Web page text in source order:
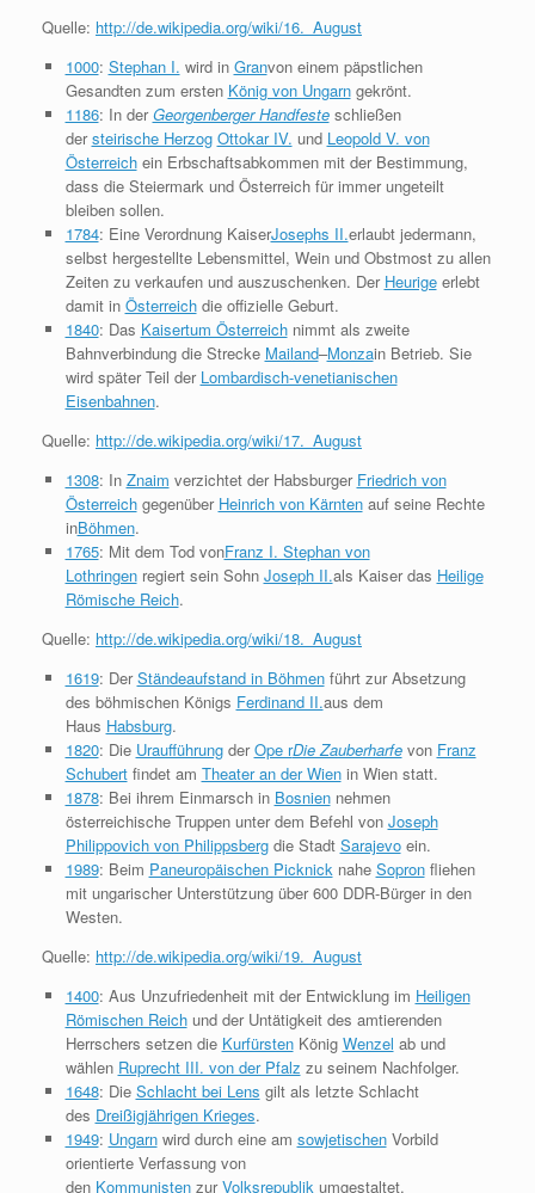
Quelle: http://de.wikipedia.org/wiki/16._August
1000: Stephan I. wird in Granvon einem päpstlichen
Gesandten zum ersten König von Ungarngekrönt.
1186: In derGeorgenberger Handfeste schließen
dersteirische Herzog Ottokar IV. und Leopold V. von
Österreichein Erbschaftsabkommen mit der Bestimmung,
dass die Steiermark und Österreich für immer ungeteilt
bleiben sollen.
1784: Eine Verordnung KaiserJosephs II.erlaubt jedermann,
selbst hergestellte Lebensmittel, Wein und Obstmost zu allen
Zeiten zu verkaufen und auszuschenken. Der Heurigeerlebt
damit in Österreichdie offizielle Geburt.
1840: Das Kaisertum Österreichnimmt als zweite
Bahnverbindung die Strecke Mailand–Monzain Betrieb. Sie
wird später Teil der Lombardisch-venetianischen
Eisenbahnen.
Quelle: http://de.wikipedia.org/wiki/17._August
1308: In Znaim verzichtet der Habsburger Friedrich von
Österreichgegenüber Heinrich von Kärntenauf seine Rechte
inBöhmen.
1765: Mit dem Tod vonFranz I. Stephan von
Lothringenregiert sein Sohn Joseph II.als Kaiser das Heilige
Römische Reich.
Quelle: http://de.wikipedia.org/wiki/18._August
1619: DerStändeaufstand in Böhmenführt zur Absetzung
des böhmischen Königs Ferdinand II.aus dem
Haus Habsburg.
1820: Die UraufführungderOpe rDie Zauberharfe von Franz
Schubertfindet am Theater an der Wienin Wien statt.
1878: Bei ihrem Einmarsch in Bosniennehmen
österreichische Truppen unter dem Befehl von Joseph
Philippovich von Philippsbergdie Stadt Sarajevoein.
1989: Beim Paneuropäischen Picknicknahe Sopronfliehen
mit ungarischer Unterstützung über 600 DDR-Bürger in den
Westen.
Quelle: http://de.wikipedia.org/wiki/19._August
1400: Aus Unzufriedenheit mit der Entwicklung im Heiligen
Römischen Reichund der Untätigkeit des amtierenden
Herrschers setzen die KurfürstenKönig Wenzel ab und
wählen Ruprecht III. von der Pfalz zu seinem Nachfolger.
1648: Die Schlacht bei Lens gilt als letzte Schlacht
des Dreißigjährigen Krieges.
1949: Ungarnwird durch eine am sowjetischenVorbild
orientierte Verfassung von
den KommunistenzurVolksrepublikumgestaltet.